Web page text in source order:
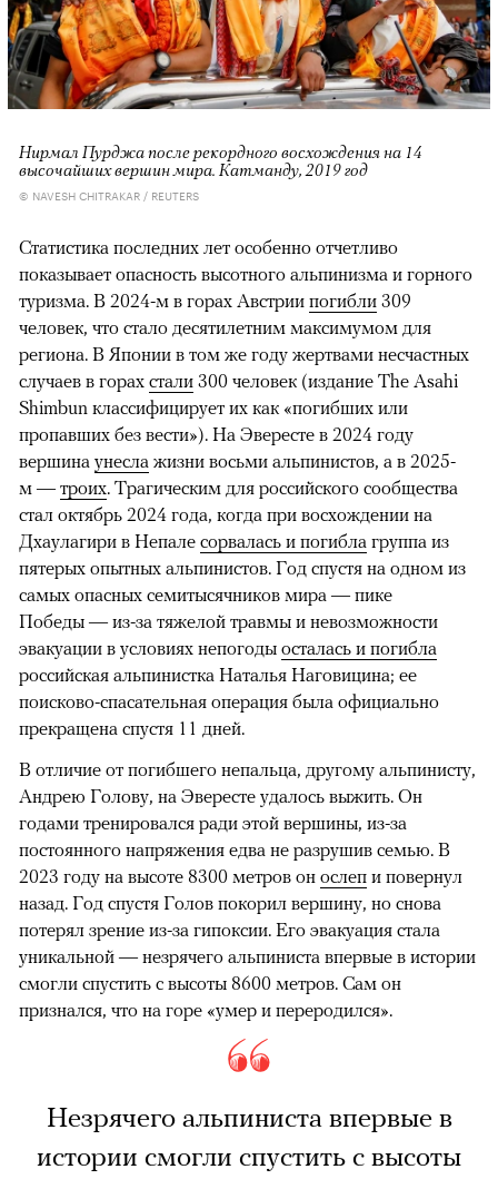
Нирмал Пурджа после рекордного восхождения на 14
высочайших вершин мира. Катманду, 2019 год
© NAVESH CHITRAKAR / REUTERS
Статистика последних лет особенно отчетливо
показывает опасность высотного альпинизма и горного
туризма. В 2024-м в горах Австрии погибли 309
человек, что стало десятилетним максимумом для
региона. В Японии в том же году жертвами несчастных
случаев в горах стали 300 человек (издание The Asahi
Shimbun классифицирует их как «погибших или
пропавших без вести»). На Эвересте в 2024 году
вершина унесла жизни восьми альпинистов, а в 2025-
м — троих. Трагическим для российского сообщества
стал октябрь 2024 года, когда при восхождении на
Дхаулагири в Непале сорвалась и погибла группа из
пятерых опытных альпинистов. Год спустя на одном из
самых опасных семитысячников мира — пике
Победы — из-за тяжелой травмы и невозможности
эвакуации в условиях непогоды осталась и погибла
российская альпинистка Наталья Наговицина; ее
поисково-спасательная операция была официально
прекращена спустя 11 дней.
В отличие от погибшего непальца, другому альпинисту,
Андрею Голову, на Эвересте удалось выжить. Он
годами тренировался ради этой вершины, из-за
постоянного напряжения едва не разрушив семью. В
2023 году на высоте 8300 метров он ослеп и повернул
назад. Год спустя Голов покорил вершину, но снова
потерял зрение из-за гипоксии. Его эвакуация стала
уникальной — незрячего альпиниста впервые в истории
смогли спустить с высоты 8600 метров. Сам он
признался, что на горе «умер и переродился».
Незрячего альпиниста впервые в
истории смогли спустить с высоты